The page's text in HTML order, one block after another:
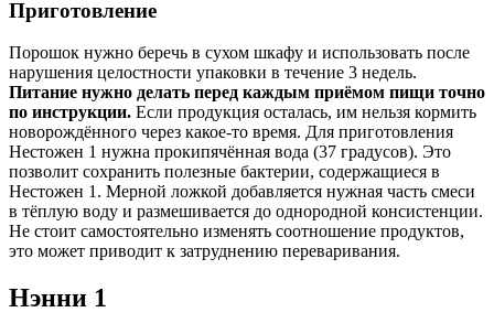
Приготовление
Порошок нужно беречь в сухом шкафу и использовать после
нарушения целостности упаковки в течение 3 недель.
Питание нужно делать перед каждым приёмом пищи точно
по инструкции. Если продукция осталась, им нельзя кормить
новорождённого через какое-то время. Для приготовления
Нестожен 1 нужна прокипячённая вода (37 градусов). Это
позволит сохранить полезные бактерии, содержащиеся в
Нестожен 1. Мерной ложкой добавляется нужная часть смеси
в тёплую воду и размешивается до однородной консистенции.
Не стоит самостоятельно изменять соотношение продуктов,
это может приводит к затруднению переваривания.
Нэнни 1